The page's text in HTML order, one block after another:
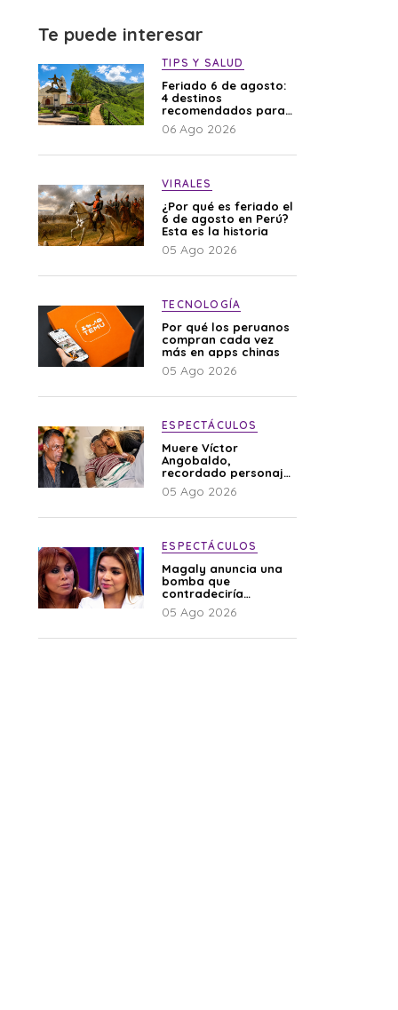
Te puede interesar
TIPS Y SALUD
Feriado 6 de agosto:
4 destinos
recomendados para
disfrutar el descanso
06 Ago 2026
VIRALES
¿Por qué es feriado el
6 de agosto en Perú?
Esta es la historia
05 Ago 2026
TECNOLOGÍA
Por qué los peruanos
compran cada vez
más en apps chinas
05 Ago 2026
ESPECTÁCULOS
Muere Víctor
Angobaldo,
recordado personaje
de la farándula y
expareja de Shirley
05 Ago 2026
ESPECTÁCULOS
Magaly anuncia una
bomba que
contradeciría
comunicado de La
Bella Luz: “Hay un
05 Ago 2026